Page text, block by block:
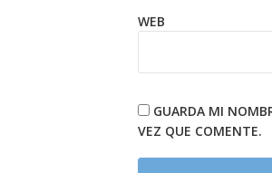
WEB
GUARDA MI
VEZ QUE COMENTE.